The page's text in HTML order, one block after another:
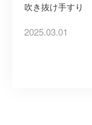
吹き抜け手すり
2025.03.01